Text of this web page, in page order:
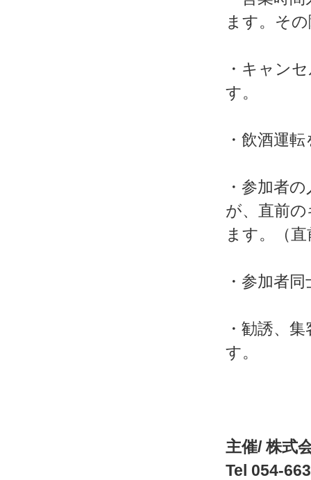
ます。そ
・キャン
す。
・飲酒運
・参加者
が、直前
ます。（
・参加者
・勧誘、
す。
主催/ 株式
Tel 054-